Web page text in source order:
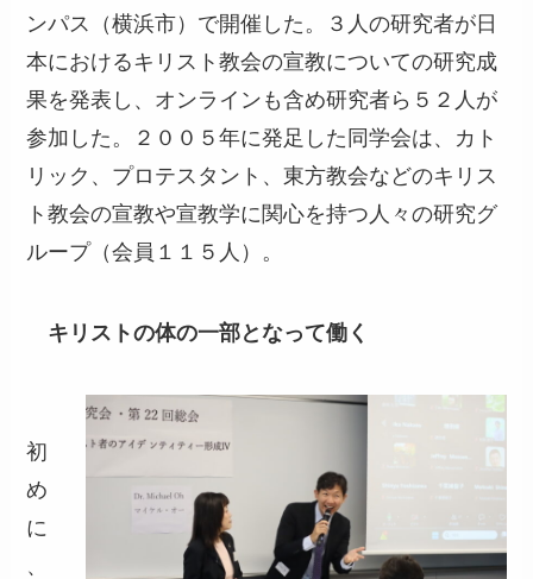
ンパス（横浜市）で開催した。３人の研究者が日
本におけるキリスト教会の宣教についての研究成
果を発表し、オンラインも含め研究者ら５２人が
参加した。２００５年に発足した同学会は、カト
リック、プロテスタント、東方教会などのキリス
ト教会の宣教や宣教学に関心を持つ人々の研究グ
ループ（会員１１５人）。
キリストの体の一部となって働く
初
め
に
、